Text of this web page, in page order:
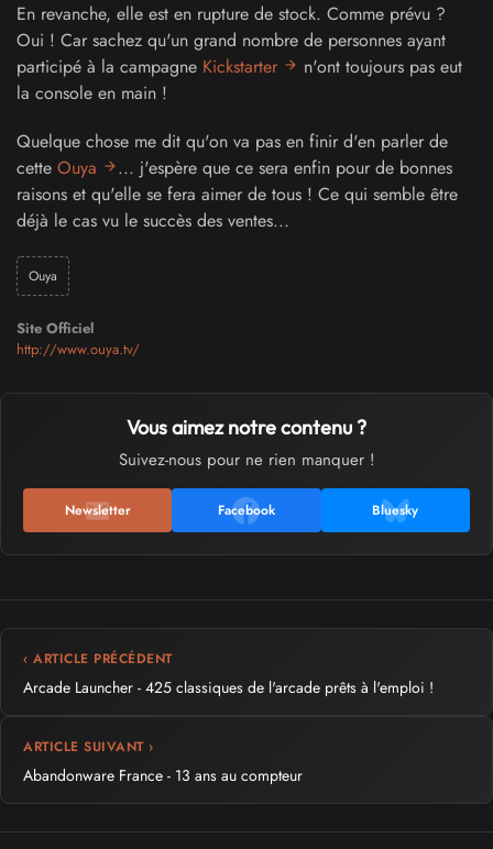
En revanche, elle est en rupture de stock. Comme prévu ?
Oui ! Car sachez qu'un grand nombre de personnes ayant
participé à la campagne Kickstarter
n'ont toujours pas eut
la console en main !
Quelque chose me dit qu'on va pas en finir d'en parler de
cette Ouya
... j'espère que ce sera enfin pour de bonnes
raisons et qu'elle se fera aimer de tous ! Ce qui semble être
déjà le cas vu le succès des ventes...
Ouya
Site Officiel
http://www.ouya.tv/
Vous aimez notre contenu ?
Suivez-nous pour ne rien manquer !
Newsletter Facebook Bluesky
‹ ARTICLE PRÉCÉDENT
Arcade Launcher - 425 classiques de l'arcade prêts à l'emploi !
ARTICLE SUIVANT ›
Abandonware France - 13 ans au compteur